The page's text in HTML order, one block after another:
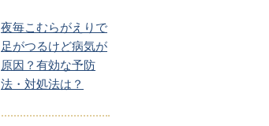
夜毎こむらがえりで
足がつるけど病気が
原因？有効な予防
法・対処法は？